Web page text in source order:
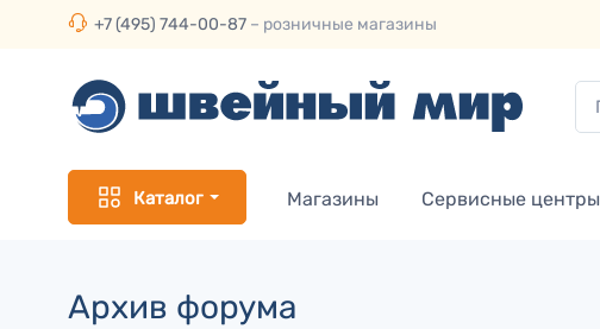
+7 (495) 744-00-87 – розничные магазины
Каталог Магазины Сервисные центры
Архив форума